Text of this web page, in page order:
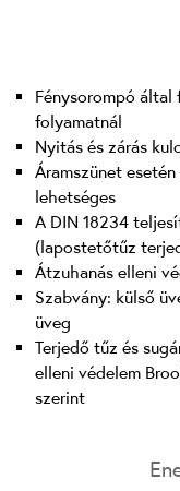
Fénysorompó
folyamatnál
Nyitás és zárás
Áramszünet
lehetséges
A DIN 18234
(lapostetőtűz
Átzuhanás elleni
Szabvány: külső
üveg
Terjedő tűz és
elleni védelem
szerint